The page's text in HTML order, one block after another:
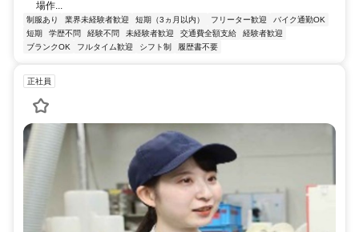
場作...
制服あり 業界未経験者歓迎 短期（3ヵ月以内） フリーター歓迎
バイク通勤OK
短期
学歴不問 経験不問 未経験者歓迎 交通費全額支給
経験者歓迎
ブランクOK
フルタイム歓迎 シフト制 履歴書不要
正社員